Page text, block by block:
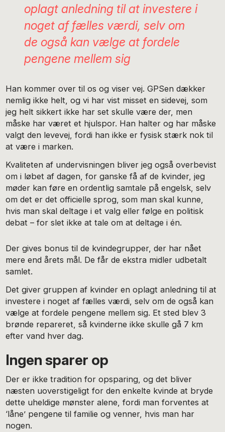
oplagt anledning til at investere i
noget af fælles værdi, selv om
de også kan vælge at fordele
pengene mellem sig
Han kommer over til os og viser vej. GPSen dækker
nemlig ikke helt, og vi har vist misset en sidevej, som
jeg helt sikkert ikke har set skulle være der, men
måske har været et hjulspor. Han halter og har måske
valgt den levevej, fordi han ikke er fysisk stærk nok til
at være i marken.
Kvaliteten af undervisningen bliver jeg også overbevist
om i løbet af dagen, for ganske få af de kvinder, jeg
møder kan føre en ordentlig samtale på engelsk, selv
om det er det officielle sprog, som man skal kunne,
hvis man skal deltage i et valg eller følge en politisk
debat – for slet ikke at tale om at deltage i én.
Der gives bonus til de kvindegrupper, der har nået
mere end årets mål. De får de ekstra midler udbetalt
samlet.
Det giver gruppen af kvinder en oplagt anledning til at
investere i noget af fælles værdi, selv om de også kan
vælge at fordele pengene mellem sig. Et sted blev 3
brønde repareret, så kvinderne ikke skulle gå 7 km
efter vand hver dag.
Ingen sparer op
Der er ikke tradition for opsparing, og det bliver
næsten uoverstigeligt for den enkelte kvinde at bryde
dette uheldige mønster alene, fordi man forventes at
‘låne’ pengene til familie og venner, hvis man har
nogen.